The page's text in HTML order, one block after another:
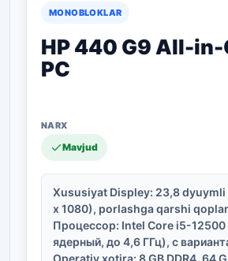
MONOBLOKLAR
HP 440 G9 All-in-
PC
Mavjud
Xususiyat Displey: 23,8 dyuymli
x 1080), porlashga qarshi
Процессор: Intel Core i5-12500
ядерный, до 4,6 ГГц), с
Operativ xotira: 8 GB DDR4, 64